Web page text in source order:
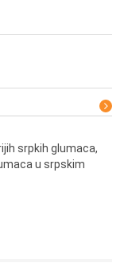
srpkih glumaca,
u srpskim